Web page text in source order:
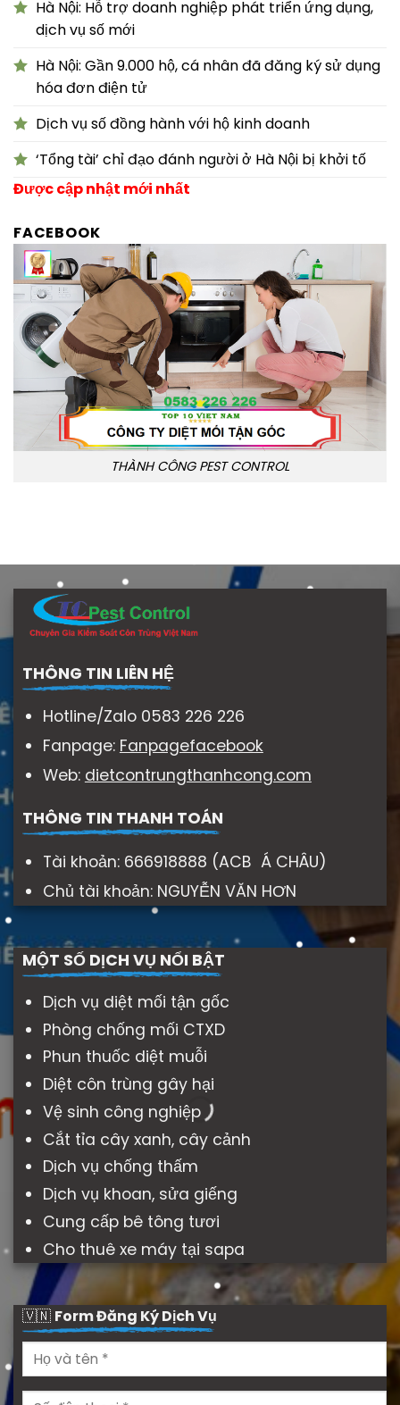
Hà Nội: Hỗ trợ doanh nghiệp phát triển ứng dụng,
dịch vụ số mới
Hà Nội: Gần 9.000 hộ, cá nhân đã đăng ký sử dụng
hóa đơn điện tử
Dịch vụ số đồng hành với hộ kinh doanh
‘Tổng tài’ chỉ đạo đánh người ở Hà Nội bị khởi tố
Được cập nhật mới nhất
FACEBOOK
THÀNH CÔNG PEST CONTROL
THÔNG TIN LIÊN HỆ
Hotline/Zalo 0583 226 226
Fanpage: Fanpagefacebook
Web: dietcontrungthanhcong.com
THÔNG TIN THANH TOÁN
Tài khoản: 666918888 (ACB Á CHÂU)
Chủ tài khoản: NGUYỄN VĂN HƠN
MỘT SỐ DỊCH VỤ NỔI BẬT
Dịch vụ diệt mối tận gốc
Phòng chống mối CTXD
Phun thuốc diệt muỗi
Diệt côn trùng gây hại
Vệ sinh công nghiệp
Cắt tỉa cây xanh, cây cảnh
Dịch vụ chống thấm
Dịch vụ khoan, sửa giếng
Cung cấp bê tông tươi
Cho thuê xe máy tại sapa
🇻🇳 Form Đăng Ký Dịch Vụ